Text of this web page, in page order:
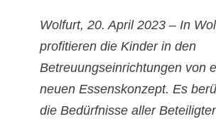
Wolfurt, 20. April 2023 – In
profitieren die Kinder in den
Betreuungseinrichtungen von
neuen Essenskonzept. Es
die Bedürfnisse aller